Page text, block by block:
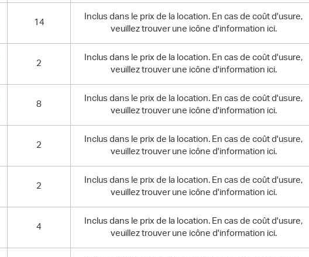
14
Inclus dans le prix de la location. En cas de coût d'usure,
veuillez trouver une icône d'information ici.
2
Inclus dans le prix de la location. En cas de coût d'usure,
veuillez trouver une icône d'information ici.
8
Inclus dans le prix de la location. En cas de coût d'usure,
veuillez trouver une icône d'information ici.
2
Inclus dans le prix de la location. En cas de coût d'usure,
veuillez trouver une icône d'information ici.
2
Inclus dans le prix de la location. En cas de coût d'usure,
veuillez trouver une icône d'information ici.
4
Inclus dans le prix de la location. En cas de coût d'usure,
veuillez trouver une icône d'information ici.